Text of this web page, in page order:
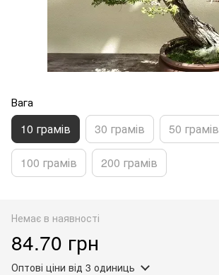
Вага
10 грамів 30 грамів 50 грамів
100 грамів 200 грамів
Немає в наявності
84.70 грн
Оптові ціни від 3 одиниць